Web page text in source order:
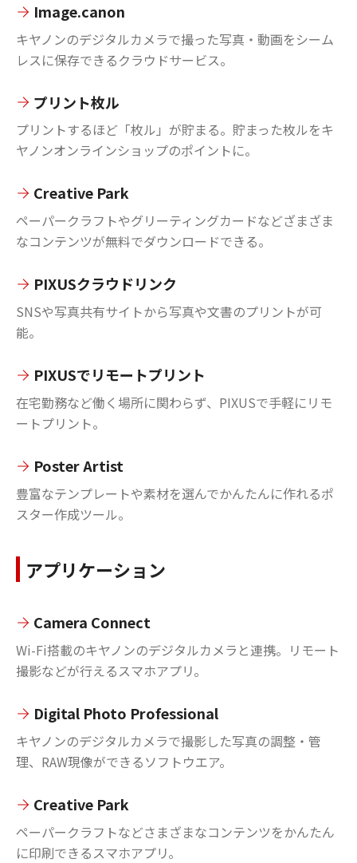
Image.canon
キヤノンのデジタルカメラで撮った写真・動画をシーム
レスに保存できるクラウドサービス。
プリント枚ル
プリントするほど「枚ル」が貯まる。貯まった枚ルをキ
ヤノンオンラインショップのポイントに。
Creative Park
ペーパークラフトやグリーティングカードなどざまざま
なコンテンツが無料でダウンロードできる。
PIXUSクラウドリンク
SNSや写真共有サイトから写真や文書のプリントが可
能。
PIXUSでリモートプリント
在宅勤務など働く場所に関わらず、PIXUSで手軽にリモ
ートプリント。
Poster Artist
豊富なテンプレートや素材を選んでかんたんに作れるポ
スター作成ツール。
アプリケーション
Camera Connect
Wi-Fi搭載のキヤノンのデジタルカメラと連携。リモート
撮影などが行えるスマホアプリ。
Digital Photo Professional
キヤノンのデジタルカメラで撮影した写真の調整・管
理、RAW現像ができるソフトウエア。
Creative Park
ペーパークラフトなどさまざまなコンテンツをかんたん
に印刷できるスマホアプリ。